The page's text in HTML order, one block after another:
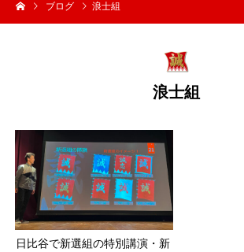
ブログ 浪士組
浪士組
日比谷で新選組の特別講演・新